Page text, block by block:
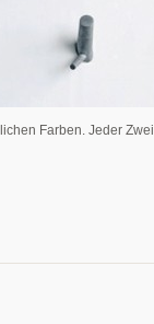
Farben. Jeder